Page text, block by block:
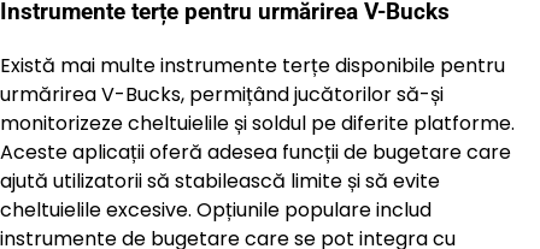
Instrumente terțe pentru urmărirea V-Bucks
Există mai multe instrumente terțe disponibile pentru
urmărirea V-Bucks, permițând jucătorilor să-și
monitorizeze cheltuielile și soldul pe diferite platforme.
Aceste aplicații oferă adesea funcții de bugetare care
ajută utilizatorii să stabilească limite și să evite
cheltuielile excesive. Opțiunile populare includ
instrumente de bugetare care se pot integra cu